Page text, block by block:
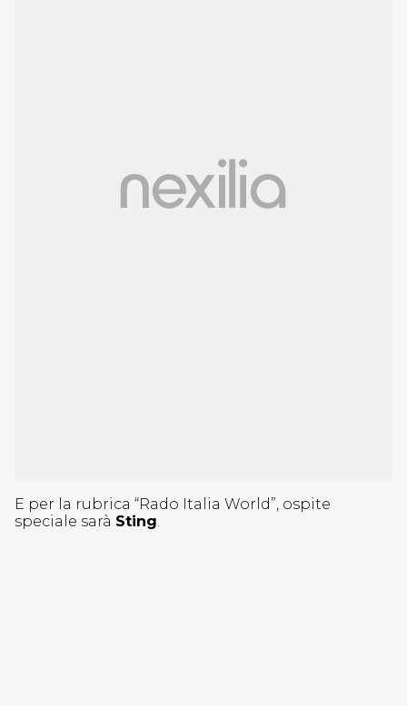
E per la rubrica “Rado Italia World”, ospite
speciale sarà Sting.